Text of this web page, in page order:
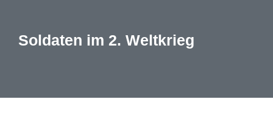
Soldaten im 2. Weltkrieg